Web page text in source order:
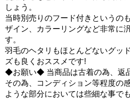
しょう。
当時別売りのフード付きというの
ザイン、カラーリングなど非常に
す。
羽毛のヘタリもほとんどないグッ
ズも良くおススメです!
◆お願い◆ 当商品は古着の為、返
その為、コンディション等程度の
ような部分においては些細な事で